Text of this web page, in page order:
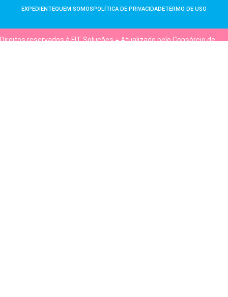
EXPEDIENTEQUEM SOMOSPOLÍTICA DE PRIVACIDADETERMO DE USO
Direitos reservados à FIT Soluções = Atualizado pelo Consórcio de